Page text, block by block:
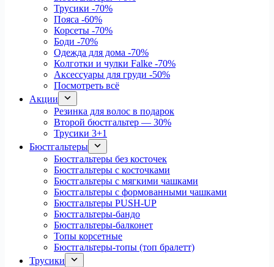
Трусики -70%
Пояса -60%
Корсеты -70%
Боди -70%
Одежда для дома -70%
Колготки и чулки Falke -70%
Аксессуары для груди -50%
Посмотреть всё
Акции
Резинка для волос в подарок
Второй бюстгальтер — 30%
Трусики 3+1
Бюстгальтеры
Бюстгальтеры без косточек
Бюстгальтеры с косточками
Бюстгальтеры с мягкими чашками
Бюстгальтеры с формованными чашками
Бюстгальтеры PUSH-UP
Бюстгальтеры-бандо
Бюстгальтеры-балконет
Топы корсетные
Бюстгальтеры-топы (топ бралетт)
Трусики